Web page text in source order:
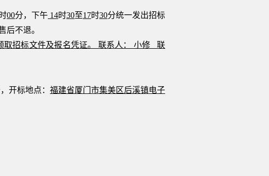
时00分，下午 14时30至17时30分统一发出招标
后不退。
取招标文件及报名凭证。 联系人： 小修
联
开标地点 ： 福建省厦门市集美区后溪镇电子